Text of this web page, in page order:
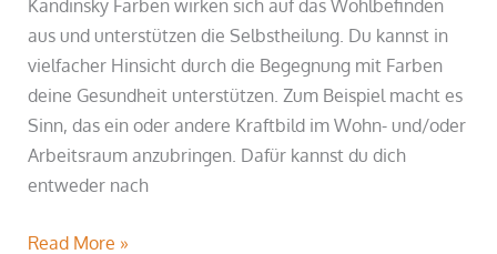
Kandinsky Farben wirken sich auf das Wohlbefinden
aus und unterstützen die Selbstheilung. Du kannst in
vielfacher Hinsicht durch die Begegnung mit Farben
deine Gesundheit unterstützen. Zum Beispiel macht es
Sinn, das ein oder andere Kraftbild im Wohn- und/oder
Arbeitsraum anzubringen. Dafür kannst du dich
entweder nach
Read More »